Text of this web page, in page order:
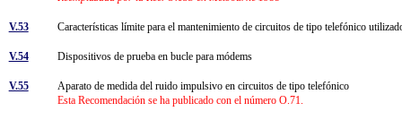
V.53 Características límite para el mantenimiento de circuitos de tipo telefónico
V.54 Dispositivos de prueba en bucle para módems
V.55
Aparato de medida del ruido impulsivo en circuitos de tipo telefónico
Esta Recomendación se ha publicado con el número O.71.